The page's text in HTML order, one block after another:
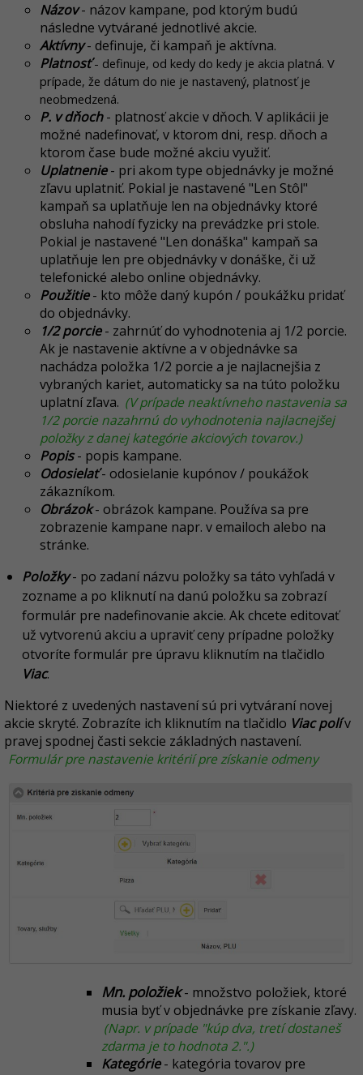
Názov- názov kampane, pod ktorým budú
následne vytvárané jednotlivé akcie.
Aktívny- definuje, či kampaň je aktívna.
Platnosť- definuje, od kedy do kedy je akcia platná. V
prípade, že dátum do nie je nastavený, platnosť je
neobmedzená.
P. v dňoch- platnosť akcie v dňoch. V aplikácii je
možné nadefinovať, v ktorom dni, resp. dňoch a
ktorom čase bude možné akciu využiť.
Uplatnenie- pri akom type objednávky je možné
zľavu uplatniť. Pokial je nastavené "Len Stôl"
kampaň sa uplatňuje len na objednávky ktoré
obsluha nahodí fyzicky na prevádzke pri stole.
Pokial je nastavené "Len donáška" kampaň sa
uplatňuje len pre objednávky v donáške, či už
telefonické alebo online objednávky.
Použitie- kto môže daný kupón / poukážku pridať
do objednávky.
1/2 porcie- zahrnúť do vyhodnotenia aj 1/2 porcie.
Ak je nastavenie aktívne a v objednávke sa
nachádza položka 1/2 porcie a je najlacnejšia z
vybraných kariet, automaticky sa na túto položku
uplatní zľava. (V prípade neaktívneho nastavenia sa
1/2 porcie nazahrnú do vyhodnotenia najlacnejšej
položky z danej kategórie akciových tovarov.)
Popis- popis kampane.
Odosielať- odosielanie kupónov / poukážok
zákazníkom.
Obrázok- obrázok kampane. Používa sa pre
zobrazenie kampane napr. v emailoch alebo na
stránke.
Položky- po zadaní názvu položky sa táto vyhľadá v
zozname a po kliknutí na danú položku sa zobrazí
formulár pre nadefinovanie akcie. Ak chcete editovať
už vytvorenú akciu a upraviť ceny prípadne položky
otvoríte formulár pre úpravu kliknutím na tlačidlo
Viac.
Niektoré z uvedených nastavení sú pri vytváraní novej
akcie skryté. Zobrazíte ich kliknutím na tlačidlo Viac polív
pravej spodnej časti sekcie základných nastavení.
Formulár pre nastavenie kritérií pre získanie odmeny
Mn. položiek- množstvo položiek, ktoré
musia byť v objednávke pre získanie zľavy.
(Napr. v prípade "kúp dva, tretí dostaneš
zdarma je to hodnota 2.".)
Kategórie- kategória tovarov pre